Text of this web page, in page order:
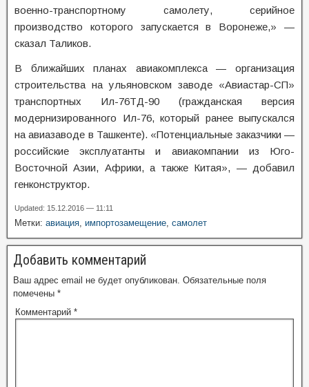
военно-транспортному самолету, серийное
производство которого запускается в Воронеже,» —
сказал Таликов.
В ближайших планах авиакомплекса — организация
строительства на ульяновском заводе «Авиастар-СП»
транспортных Ил-76ТД-90 (гражданская версия
модернизированного Ил-76, который ранее выпускался
на авиазаводе в Ташкенте). «Потенциальные заказчики —
российские эксплуатанты и авиакомпании из Юго-
Восточной Азии, Африки, а также Китая», — добавил
генконструктор.
Updated: 15.12.2016 — 11:11
Метки: авиация, импортозамещение, самолет
Добавить комментарий
Ваш адрес email не будет опубликован. Обязательные поля
помечены *
Комментарий *